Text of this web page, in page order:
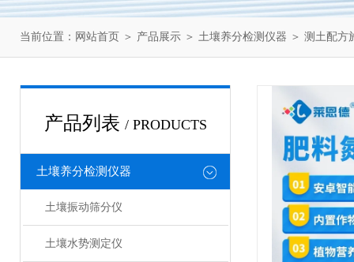
当前位置： 网站首页 ＞ 产品展示 ＞ 土壤养分检测仪器 ＞ 测土配方
产品列表 / PRODUCTS
土壤养分检测仪器
土壤振动筛分仪
土壤水势测定仪